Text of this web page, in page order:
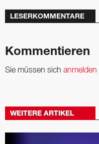
LESERKOMMENTARE
Kommentieren
Sie müssen sich anmelden
WEITERE ARTIKEL